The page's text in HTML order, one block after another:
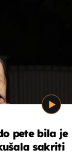
pete bila je
sakriti